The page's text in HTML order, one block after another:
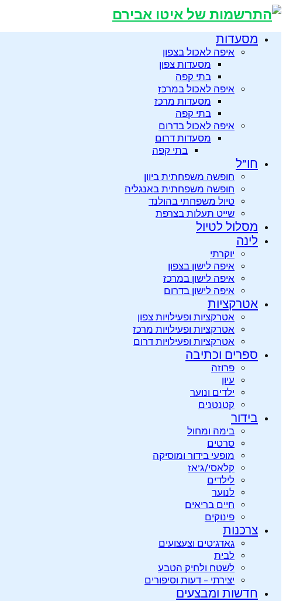
מסעדות
איפה לאכול בצפון
מסעדות צפון
בתי קפה
איפה לאכול במרכז
מסעדות מרכז
בתי קפה
איפה לאכול בדרום
מסעדות דרום
בתי קפה
חו”ל
חופשה משפחתית ביוון
חופשה משפחתית באנגליה
טיול משפחתי בהולנד
שייט תעלות בצרפת
מסלול לטיול
לינה
יוקרתי
איפה לישון בצפון
איפה לישון במרכז
איפה לישון בדרום
אטרקציות
אטרקציות ופעילויות צפון
אטרקציות ופעילויות מרכז
אטרקציות ופעילויות דרום
ספרים וכתיבה
פרוזה
עיון
ילדים ונוער
קטנטנים
בידור
בימה ומחול
סרטים
מופעי בידור ומוסיקה
קלאסי/ג’אז
לילדים
לנוער
חיים בריאים
פינוקים
צרכנות
גאדג’טים וצעצועים
לבית
לשטח ולחיק הטבע
יצירתי – דעות וסיפורים
חדשות ומבצעים